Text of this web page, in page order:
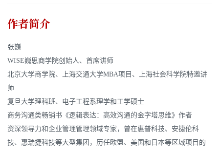
作者简介
张巍
WISE巍思商学院创始人、首席讲师
北京大学商学院、上海交通大学MBA项目、上海社会科学院特邀讲
师
复旦大学理科班、电子工程系理学和工学硕士
商务沟通类畅销书《逻辑表达：高效沟通的金字塔思维》作者
资深领导力和企业管理管理领域专家，曾在惠普科技、安捷伦科
技、惠瑞捷科技等大型集团，历任欧盟、美国和日本等区域项目的